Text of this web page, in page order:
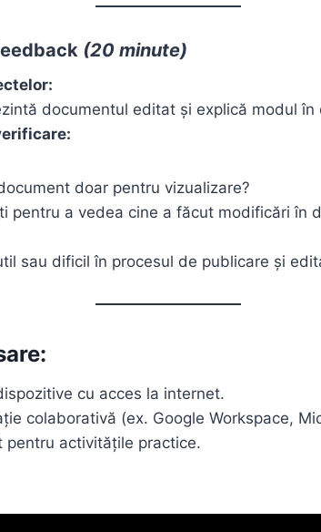
(20 minute)
documentul editat și explică modul în
doar pentru vizualizare?
pentru a vedea cine a făcut modificări în
sau dificil în procesul de publicare și
cu acces la internet.
colaborativă (ex. Google Workspace,
pentru activitățile practice.